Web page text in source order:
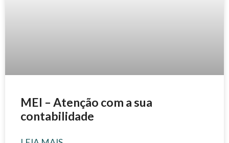
MEI – Atenção com a sua
contabilidade